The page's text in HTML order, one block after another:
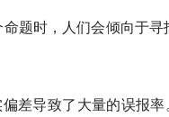
题时，人们会倾向于
差导致了大量的误报